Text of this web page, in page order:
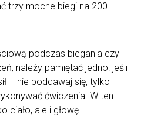
trzy mocne biegi na 200
podczas biegania czy
należy pamiętać jedno: jeśli
– nie poddawaj się, tylko
ćwiczenia. W ten
ciało, ale i głowę.